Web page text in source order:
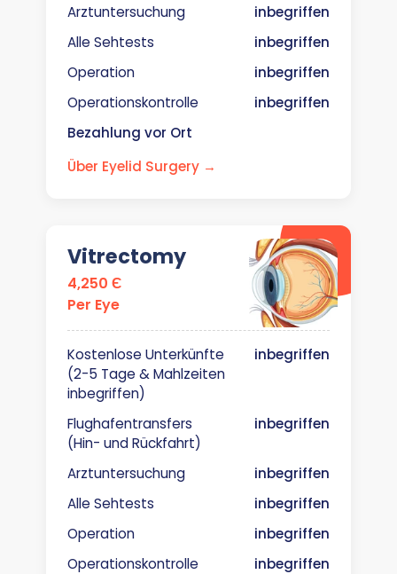
Arztuntersuchung
inbegriffen
Alle Sehtests
inbegriffen
Operation
inbegriffen
Operationskontrolle
inbegriffen
Bezahlung vor Ort
Über Eyelid Surgery →
Vitrectomy
4,250 Є
Per Eye
Kostenlose Unterkünfte
(2-5 Tage & Mahlzeiten
inbegriffen)
inbegriffen
Flughafentransfers
(Hin- und Rückfahrt)
inbegriffen
Arztuntersuchung
inbegriffen
Alle Sehtests
inbegriffen
Operation
inbegriffen
Operationskontrolle
inbegriffen